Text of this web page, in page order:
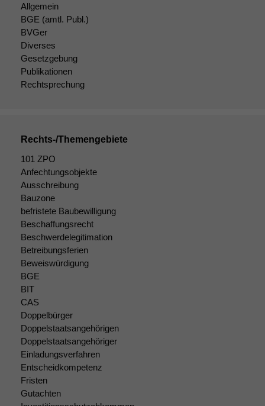
Allgemein
BGE (amtl. Publ.)
BVGer
Diverses
Gesetzgebung
Publikationen
Rechtsprechung
Rechts-/Themengebiete
101 ZPO
Anfechtungsobjekte
Ausschreibung
Bauzone
befristete Baubewilligung
Beschaffungsrecht
Beschwerdelegitimation
Betreibungsferien
Beweiswürdigung
BGE
BIT
CAS
Doppelbürger
Doppelstaatsangehörigen
Doppelstaatsangehöriger
Einladungsverfahren
Entscheidkompetenz
Fristen
Gutachten